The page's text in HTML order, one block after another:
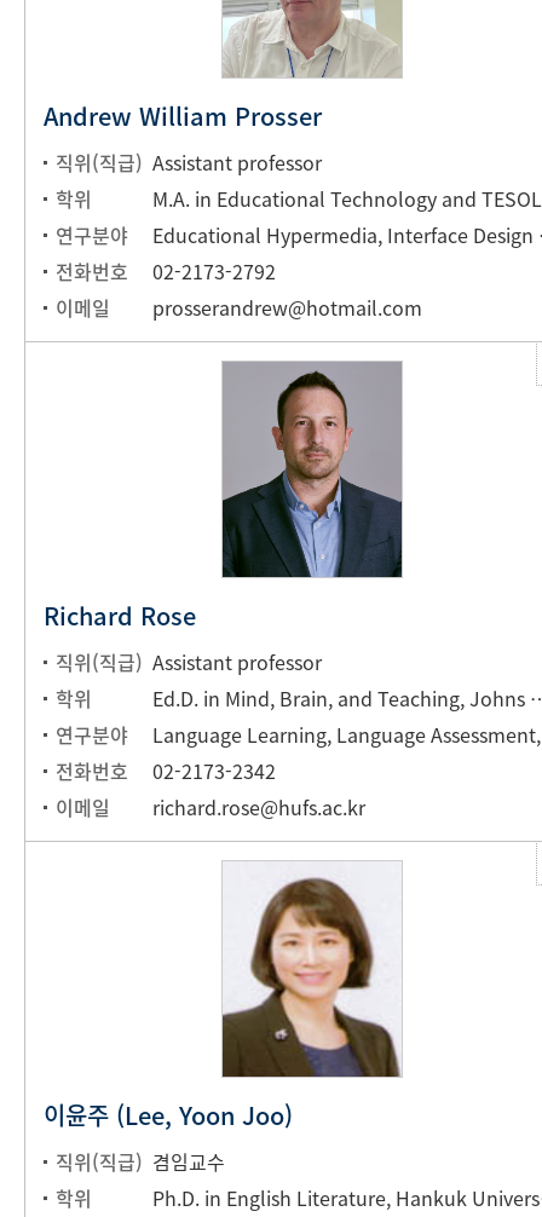
Andrew William Prosser
직위(직급) Assistant professor
학위
연구분야
전화번호
02-2173-2792
이메일
prosserandrew@hotmail.com
Richard Rose
직위(직급) Assistant professor
학위
Ed.D. in Mind, Brain, and
연구분야
전화번호
02-2173-2342
이메일
richard.rose@hufs.ac.kr
이윤주 (Lee, Yoon Joo)
직위(직급) 겸임교수
학위